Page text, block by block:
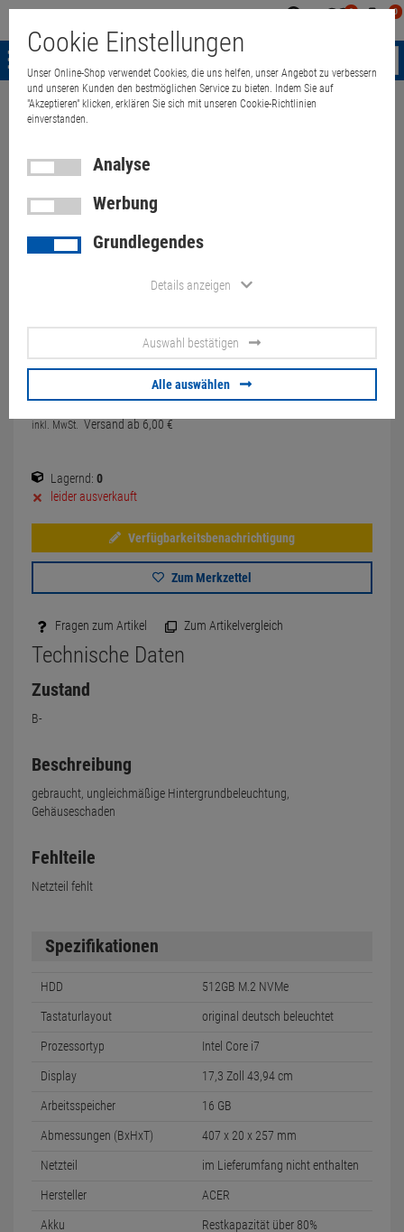
0 0
Menü
Weiter einkaufen
Acer Aspire A517-53G i7
1260P 16GB 512GB NVMe
(Akku 80%) (ohne Netzteil)
10073686
439,00 €
inkl. MwSt. Versand ab 6,00 €
Lagernd: 0
leider ausverkauft
Verfügbarkeitsbenachrichtigung
Zum Merkzettel
Fragen zum Artikel Zum Artikelvergleich
Technische Daten
Zustand
B-
Beschreibung
gebraucht, ungleichmäßige Hintergrundbeleuchtung,
Gehäuseschaden
Fehlteile
Netzteil fehlt
Spezifikationen
HDD 512GB M.2 NVMe
Tastaturlayout original deutsch beleuchtet
Prozessortyp Intel Core i7
Display 17,3 Zoll 43,94 cm
Arbeitsspeicher 16 GB
Abmessungen (BxHxT) 407 x 20 x 257 mm
Netzteil im Lieferumfang nicht enthalten
Hersteller ACER
Akku Restkapazität über 80%
Cookie Einstellungen
Unser Online-Shop verwendet Cookies, die uns helfen, unser Angebot zu verbessern
und unseren Kunden den bestmöglichen Service zu bieten. Indem Sie auf
"Akzeptieren" klicken, erklären Sie sich mit unseren Cookie-Richtlinien
einverstanden.
Analyse
Werbung
Grundlegendes
Details anzeigen
Auswahl bestätigen
Alle auswählen